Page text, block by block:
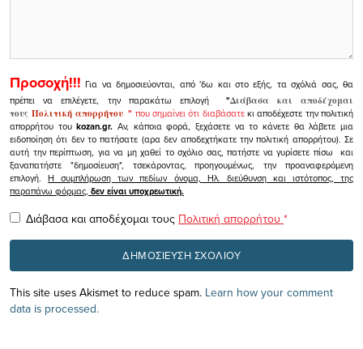
Προσοχή!!! Για να δημοσιεύονται, από 'δω και στο εξής, τα σχόλιά σας, θα
πρέπει να επιλέγετε, την παρακάτω επιλογή
"Διάβασα και αποδέχομαι
τουςΠολιτική απορρήτου" που σημαίνει ότι διαβάσατεκι αποδέχεστε την πολιτική
απορρήτου τουkozan.gr. Αν, κάποια φορά, ξεχάσετε να το κάνετε θα λάβετε μια
ειδοποίηση ότι δεν το πατήσατε (αρα δεν αποδεχτήκατε την πολιτική απορρήτου). Σε
αυτή την περίπτωση, για να μη χαθεί το σχόλιο σας, πατήστε να γυρίσετε πίσω και
ξαναπατήστε "δημοσίευση", τσεκάροντας, προηγουμένως, την προαναφερόμενη
επιλογή.Η συμπλήρωση των πεδίων όνομα, Ηλ. διεύθυνση και ιστότοπος, της
παραπάνω φόρμας, δεν είναι υποχρεωτική.
Διάβασα και αποδέχομαι τους Πολιτική απορρήτου *
This site uses Akismet to reduce spam. Learn how your comment
data is processed.